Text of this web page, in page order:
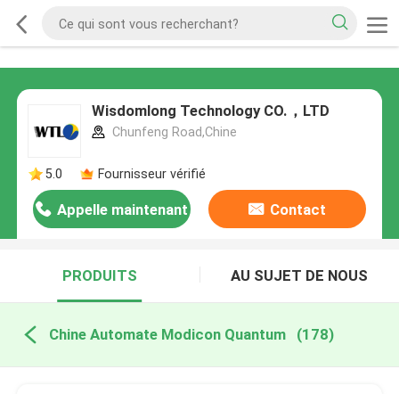
Wisdomlong Technology CO.，LTD
Chunfeng Road,Chine
5.0 Fournisseur vérifié
Appelle maintenant Contact
PRODUITS AU SUJET DE NOUS
Chine Automate Modicon Quantum (178)